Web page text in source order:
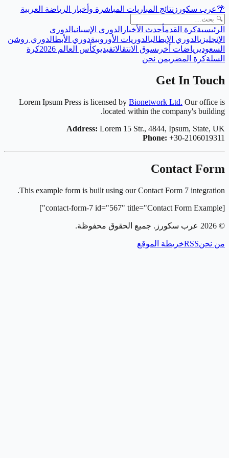
🌴عرب سكورز نتائج المباريات المباشرة وأخبار الرياضة العربية
الرئيسيةكرة القدمأحدث الأخبار الدوري الإسبانيالدوري
الإنجليزيالدوري الإيطاليالدوريات الأوروبيةدوري الأبطالدوري روشن
السعوديرياضات أخرىسوق الانتقالاتفيديوكأس العالم 2026
كرة
السلةكرة المضربمن نحن
Get In Touch
Lorem Ipsum Press is licensed by Bionetwork Ltd. Our office is
located within the company's building.
Address: Lorem 15 Str., 4844, Ipsum, State, UK
Phone: +30-2106019311
Contact Form
This example form is built using our Contact Form 7 integration.
[contact-form-7 id="567" title="Contact Form Example"]
©
2026 عرب سكورز . جميع الحقوق محفوظة.
من نحنRSSخريطة الموقع